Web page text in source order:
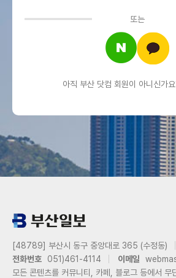
또는
아직 부산 닷컴 회원이 아니신가
[48789] 부산시 동구 중앙대로 365 (수정동)
전화번호
051)461-4114 이메일
모든 콘텐츠를 커뮤니티, 카페, 블로그 등에서 무